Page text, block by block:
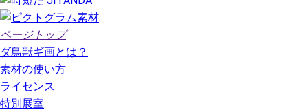
ページトップ
ダ鳥獣ギ画とは？
素材の使い方
ライセンス
特別展室